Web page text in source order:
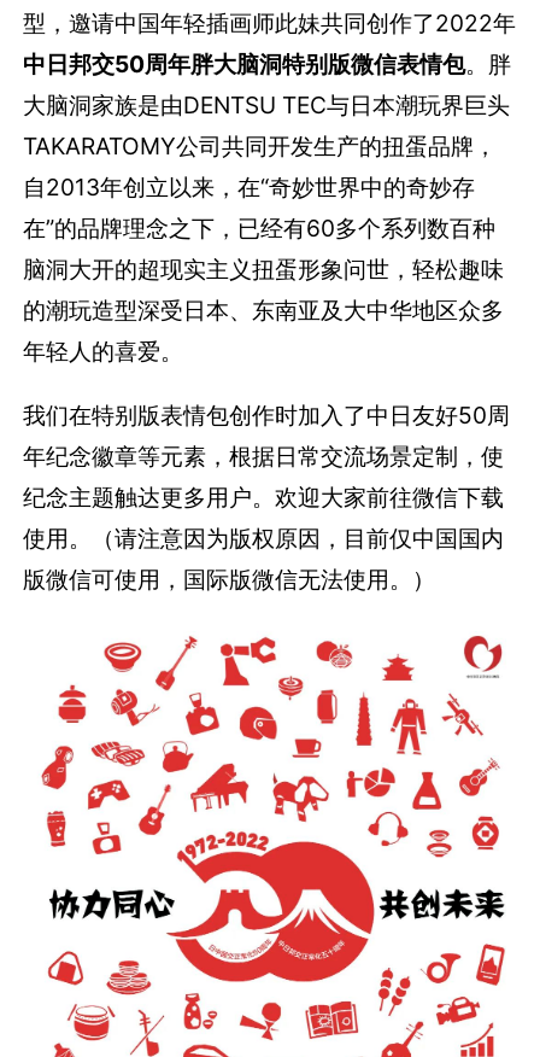
型，邀请中国年轻插画师此妹共同创作了2022年
中日邦交50周年胖大脑洞特别版微信表情包。胖
大脑洞家族是由DENTSU TEC与日本潮玩界巨头
TAKARATOMY公司共同开发生产的扭蛋品牌，
自2013年创立以来，在“奇妙世界中的奇妙存
在”的品牌理念之下，已经有60多个系列数百种
脑洞大开的超现实主义扭蛋形象问世，轻松趣味
的潮玩造型深受日本、东南亚及大中华地区众多
年轻人的喜爱。
我们在特别版表情包创作时加入了中日友好50周
年纪念徽章等元素，根据日常交流场景定制，使
纪念主题触达更多用户。欢迎大家前往微信下载
使用。（请注意因为版权原因，目前仅中国国内
版微信可使用，国际版微信无法使用。）